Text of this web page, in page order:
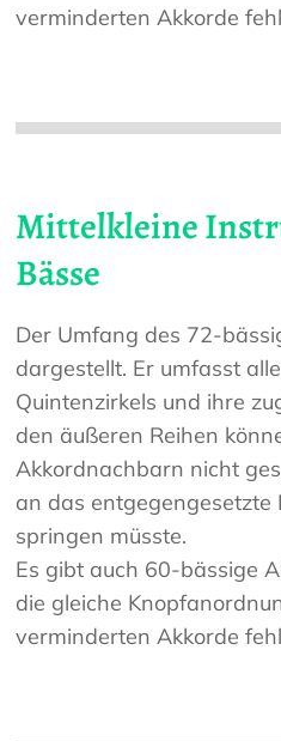
verminderten Akkorde
Mittelkleine
Bässe
Der Umfang des 72-
dargestellt. Er umfasst
Quintenzirkels und ihre
den äußeren Reihen
Akkordnachbarn nicht
an das entgegengesetzte
springen müsste.
Es gibt auch 60-bässige
die gleiche
verminderten Akkorde